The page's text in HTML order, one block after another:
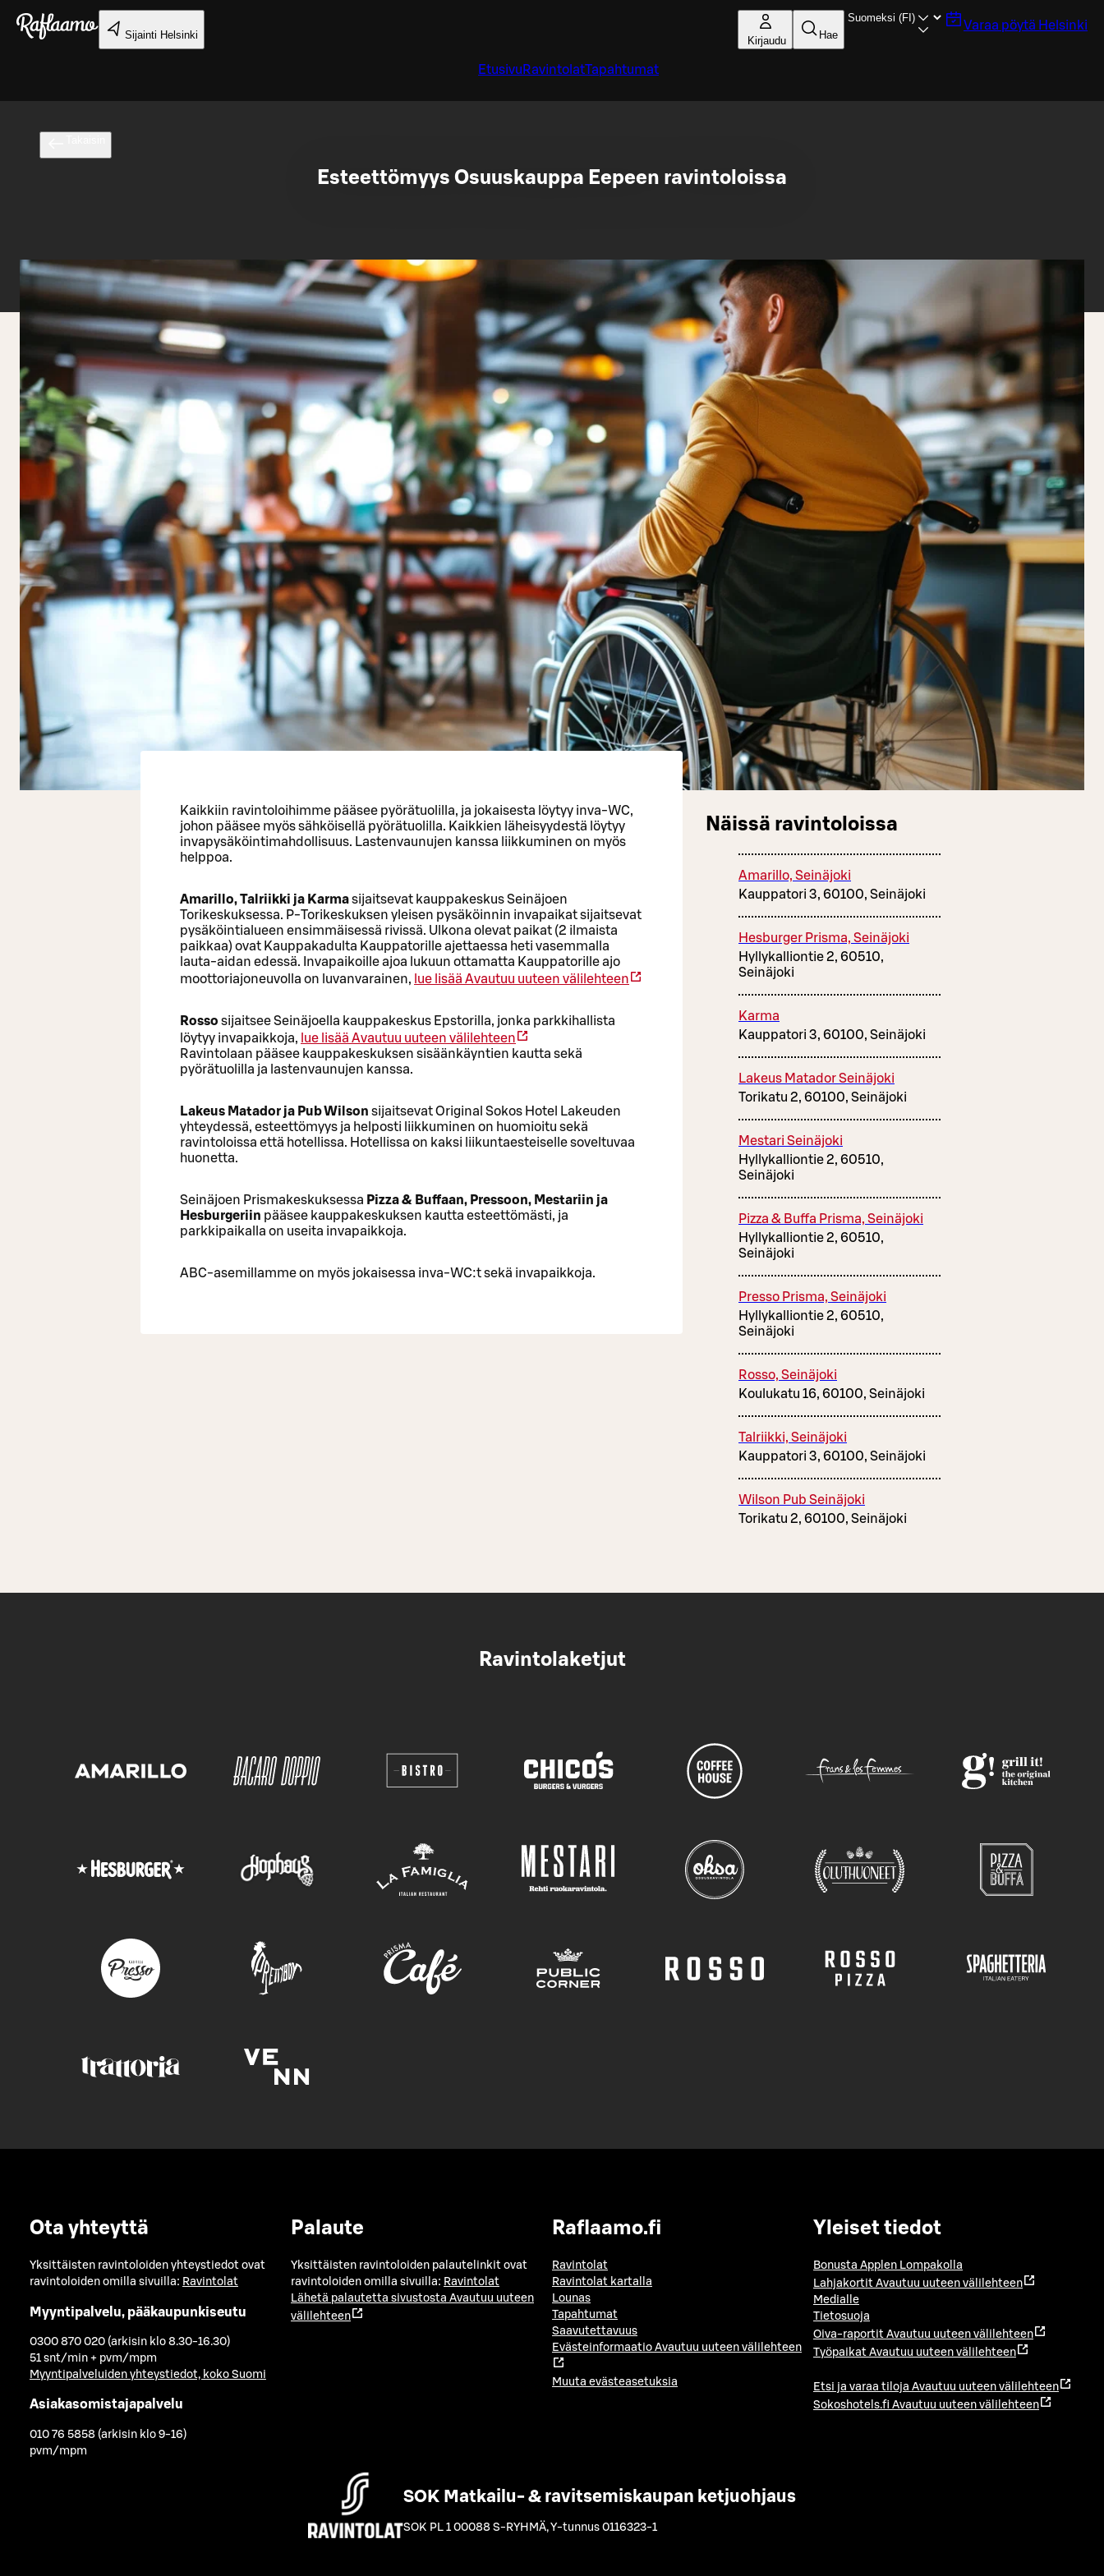
Siirry pääsisältöön
Sijainti Helsinki Kirjaudu Hae
Varaa pöytä Helsinki
Etusivu RavintolatTapahtumat
Esteettömyys Osuuskauppa Eepeen ravintoloissa
Kaikkiin ravintoloihimme pääsee pyörätuolilla, ja jokaisesta löytyy inva-WC,
johon pääsee myös sähköisellä pyörätuolilla. Kaikkien läheisyydestä löytyy
invapysäköintimahdollisuus. Lastenvaunujen kanssa liikkuminen on myös
helppoa.
Amarillo, Talriikki ja Karmasijaitsevat kauppakeskus Seinäjoen
Torikeskuksessa. P-Torikeskuksen yleisen pysäköinnin invapaikat sijaitsevat
pysäköintialueen ensimmäisessä rivissä. Ulkona olevat paikat (2 ilmaista
paikkaa) ovat Kauppakadulta Kauppatorille ajettaessa heti vasemmalla
lauta-aidan edessä. Invapaikoille ajoa lukuun ottamatta Kauppatorille ajo
moottoriajoneuvolla on luvanvarainen, lue lisää Avautuu uuteen välilehteen
Rosso sijaitsee Seinäjoella kauppakeskus Epstorilla, jonka parkkihallista
löytyy invapaikkoja, lue lisää Avautuu uuteen välilehteen
Ravintolaan pääsee kauppakeskuksen sisäänkäyntien kautta sekä
pyörätuolilla ja lastenvaunujen kanssa.
Lakeus Matador ja Pub Wilson sijaitsevat Original Sokos Hotel Lakeuden
yhteydessä, esteettömyys ja helposti liikkuminen on huomioitu sekä
ravintoloissa että hotellissa. Hotellissa on kaksi liikuntaesteiselle soveltuvaa
huonetta.
Seinäjoen Prismakeskuksessa Pizza & Buffaan, Pressoon, Mestariin ja
Hesburgeriin pääsee kauppakeskuksen kautta esteettömästi, ja
parkkipaikalla on useita invapaikkoja.
ABC-asemillamme on myös jokaisessa inva-WC:t sekä invapaikkoja.
Näissä ravintoloissa
Amarillo, Seinäjoki
Kauppatori 3, 60100, Seinäjoki
Hesburger Prisma, Seinäjoki
Hyllykalliontie 2, 60510,
Seinäjoki
Karma
Kauppatori 3, 60100, Seinäjoki
Lakeus Matador Seinäjoki
Torikatu 2, 60100, Seinäjoki
Mestari Seinäjoki
Hyllykalliontie 2, 60510,
Seinäjoki
Pizza & Buffa Prisma, Seinäjoki
Hyllykalliontie 2, 60510,
Seinäjoki
Presso Prisma, Seinäjoki
Hyllykalliontie 2, 60510,
Seinäjoki
Rosso, Seinäjoki
Koulukatu 16, 60100, Seinäjoki
Talriikki, Seinäjoki
Kauppatori 3, 60100, Seinäjoki
Wilson Pub Seinäjoki
Torikatu 2, 60100, Seinäjoki
Ravintolaketjut
Ota yhteyttä
Yksittäisten ravintoloiden yhteystiedot ovat
ravintoloiden omilla sivuilla: Ravintolat
Myyntipalvelu, pääkaupunkiseutu
0300 870 020 (arkisin klo 8.30-16.30)
51 snt/min + pvm/mpm
Myyntipalveluiden yhteystiedot, koko Suomi
Asiakasomistajapalvelu
010 76 5858 (arkisin klo 9-16)
pvm/mpm
Palaute
Yksittäisten ravintoloiden palautelinkit ovat
ravintoloiden omilla sivuilla: Ravintolat
Lähetä palautetta sivustosta Avautuu uuteen
välilehteen
Raflaamo.fi
Ravintolat
Ravintolat kartalla
Lounas
Tapahtumat
Saavutettavuus
Evästeinformaatio Avautuu uuteen välilehteen
Muuta evästeasetuksia
Yleiset tiedot
Bonusta Applen Lompakolla
Lahjakortit Avautuu uuteen välilehteen
Medialle
Tietosuoja
Oiva-raportit Avautuu uuteen välilehteen
Työpaikat Avautuu uuteen välilehteen
Etsi ja varaa tiloja Avautuu uuteen välilehteen
Sokoshotels.fi Avautuu uuteen välilehteen
SOK Matkailu- & ravitsemiskaupan ketjuohjaus
SOK PL 1 00088 S-RYHMÄ,Y-tunnus 0116323-1